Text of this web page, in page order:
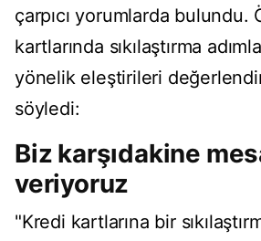
çarpıcı yorumlarda bulundu.
kartlarında sıkılaştırma
yönelik eleştirileri
söyledi:
Biz karşıdakine
veriyoruz
"Kredi kartlarına bir